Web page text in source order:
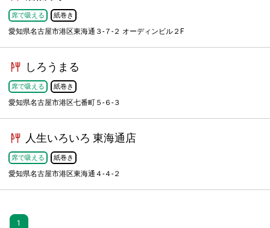
席で吸える 紙巻き
愛知県名古屋市港区東海通３-７-２ オーディンビル２F
しろうまる
席で吸える 紙巻き
愛知県名古屋市港区七番町５-６-３
人生いろいろ 東海通店
席で吸える 紙巻き
愛知県名古屋市港区東海通４-４-２
1